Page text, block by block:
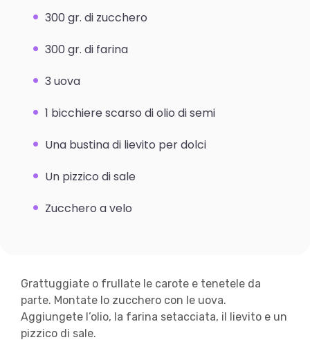
300 gr. di zucchero
300 gr. di farina
3 uova
1 bicchiere scarso di olio di semi
Una bustina di lievito per dolci
Un pizzico di sale
Zucchero a velo
Grattuggiate o frullate le carote e tenetele da
parte. Montate lo zucchero con le uova.
Aggiungete l’olio, la farina setacciata, il lievito e un
pizzico di sale.